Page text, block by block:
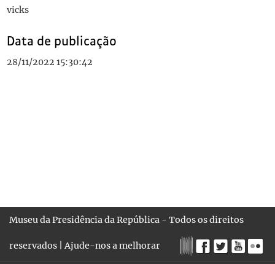
vicks
Data de publicação
28/11/2022 15:30:42
Museu da Presidência da República - Todos os direitos
reservados |Ajude-nos a melhorar